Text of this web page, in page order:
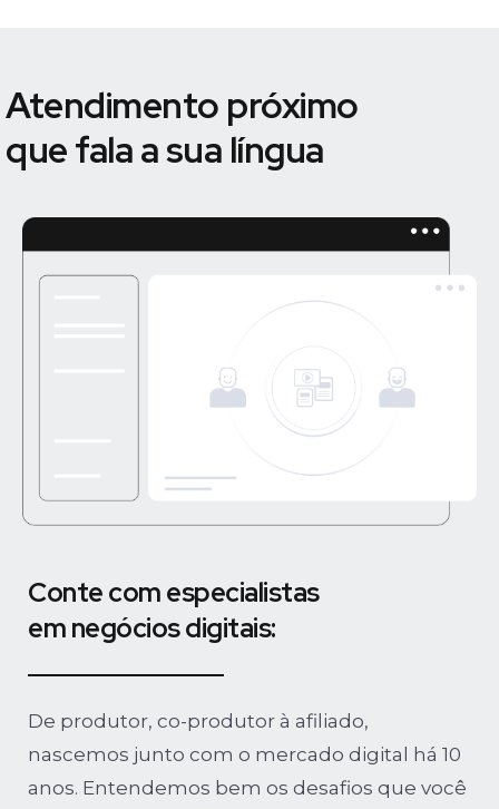
Atendimento próximo
que fala a sua língua
Conte com especialistas
em negócios digitais:
De produtor, co-produtor à afiliado,
nascemos junto com o mercado digital há 10
anos. Entendemos bem os desafios que você